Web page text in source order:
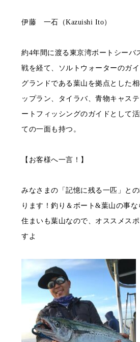
伊藤 一石（Kazuishi Ito）
約4年間に渡る東京湾ボートシーバ
戦を経て、ソルトウォーターのガ
グランドである葉山を拠点とした
ップラン、タイラバ、青物キャス
ートフィッシングのガイドとして
ての一面も持つ。
【お客様へ一言！】
みなさまの「記憶に残る一匹」と
ります！釣り＆ボート&葉山の事な
住まいも葉山なので、オススメス
すよ